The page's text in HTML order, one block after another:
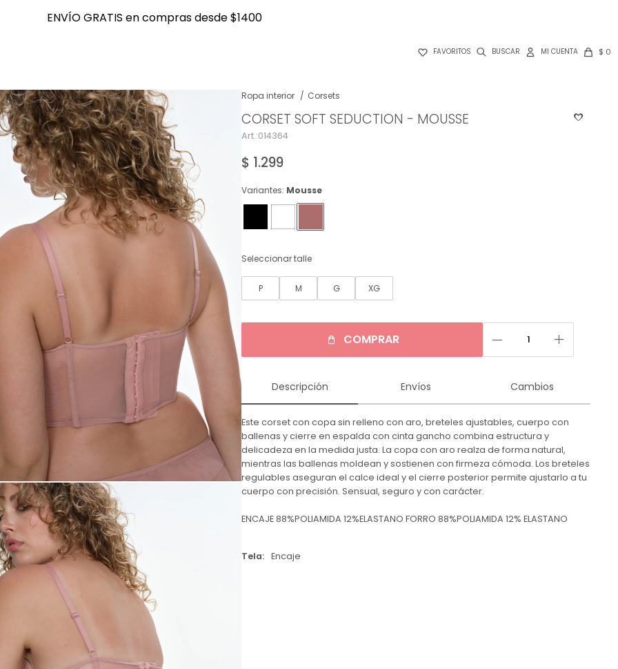
ENVÍO GRATIS en compras desde $1400
 FAVORITOS $ 0
ENVÍO GRATIS en compras desde $1400
Ropa interior Corsets
CORSET SOFT SEDUCTION - MOUSSE
014364
$ 1.299
Variantes: Mousse
Seleccionar talle
P M G XG
COMPRAR remove add
Descripción Envíos Cambios
Este corset con copa sin relleno con aro, breteles ajustables, cuerpo con
ballenas y cierre en espalda con cinta gancho combina estructura y
delicadeza en la medida justa. La copa con aro realza de forma natural,
mientras las ballenas moldean y sostienen con firmeza cómoda. Los breteles
regulables aseguran el calce ideal y el cierre posterior permite ajustarlo a tu
cuerpo con precisión. Sensual, seguro y con carácter.
ENCAJE 88%POLIAMIDA 12%ELASTANO FORRO 88%POLIAMIDA 12% ELASTANO
Tela Encaje
NOTIFICARME